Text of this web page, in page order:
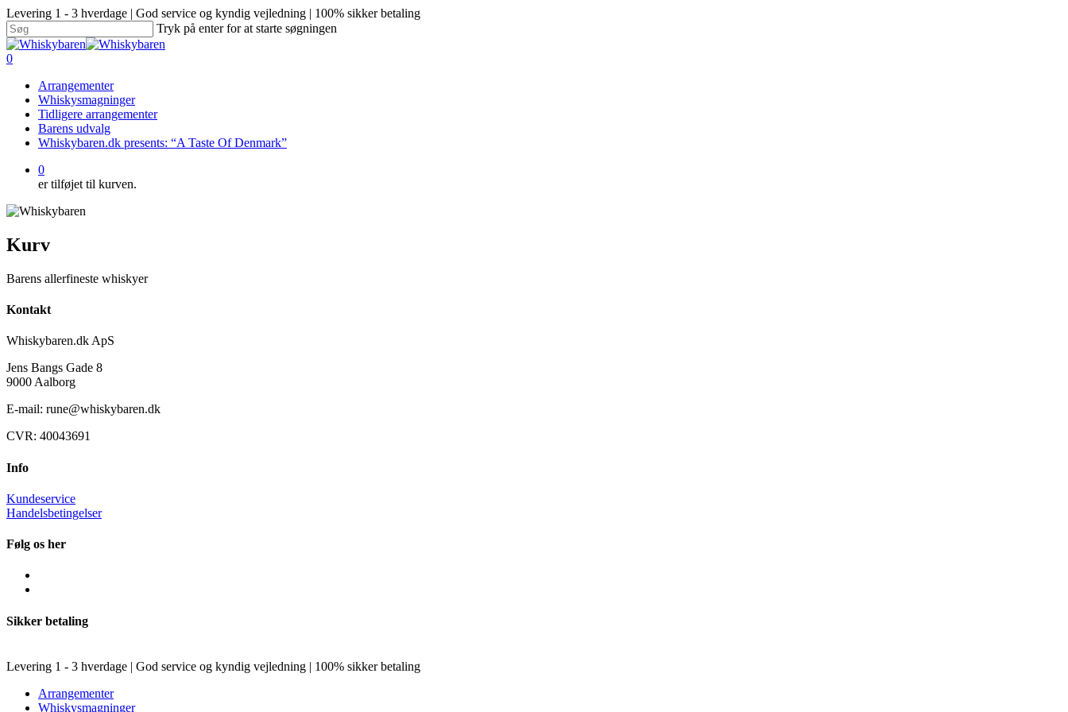
Levering 1 - 3 hverdage | God service og kyndig vejledning | 100% sikker betaling
Tryk på enter for at starte søgningen
0
Arrangementer
Whiskysmagninger
Tidligere arrangementer
Barens udvalg
Whiskybaren.dk presents: “A Taste Of Denmark”
0
er tilføjet til kurven.
Kurv
Barens allerfineste whiskyer
Kontakt
Whiskybaren.dk ApS
Jens Bangs Gade 8
9000 Aalborg
E-mail: rune@whiskybaren.dk
CVR: 40043691
Info
Kundeservice
Handelsbetingelser
Følg os her
Sikker betaling
Levering 1 - 3 hverdage | God service og kyndig vejledning | 100% sikker betaling
Arrangementer
Whiskysmagninger